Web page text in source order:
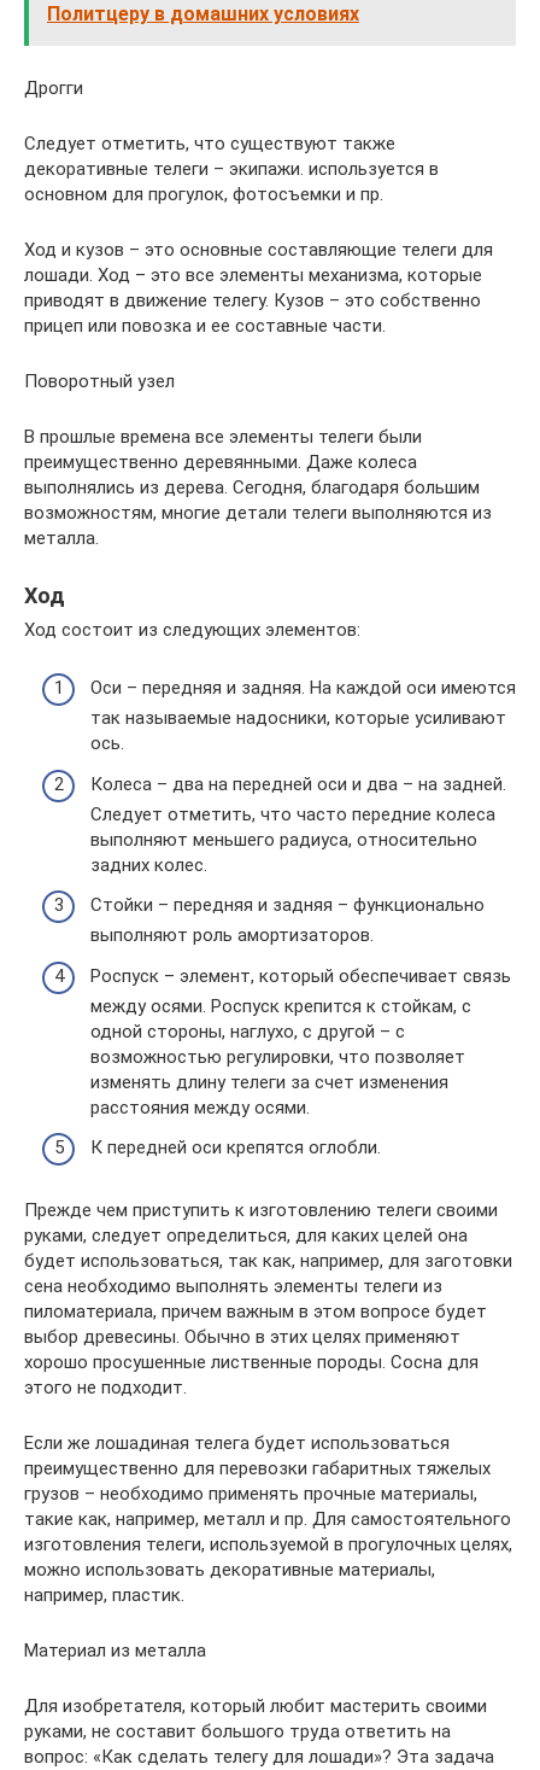
Политцеру в домашних условиях
Дрогги
Следует отметить, что существуют также
декоративные телеги – экипажи. используется в
основном для прогулок, фотосъемки и пр.
Ход и кузов – это основные составляющие телеги для
лошади. Ход – это все элементы механизма, которые
приводят в движение телегу. Кузов – это собственно
прицеп или повозка и ее составные части.
Поворотный узел
В прошлые времена все элементы телеги были
преимущественно деревянными. Даже колеса
выполнялись из дерева. Сегодня, благодаря большим
возможностям, многие детали телеги выполняются из
металла.
Ход
Ход состоит из следующих элементов:
Оси – передняя и задняя. На каждой оси имеются
так называемые надосники, которые усиливают
ось.
Колеса – два на передней оси и два – на задней.
Следует отметить, что часто передние колеса
выполняют меньшего радиуса, относительно
задних колес.
Стойки – передняя и задняя – функционально
выполняют роль амортизаторов.
Роспуск – элемент, который обеспечивает связь
между осями. Роспуск крепится к стойкам, с
одной стороны, наглухо, с другой – с
возможностью регулировки, что позволяет
изменять длину телеги за счет изменения
расстояния между осями.
К передней оси крепятся оглобли.
Прежде чем приступить к изготовлению телеги своими
руками, следует определиться, для каких целей она
будет использоваться, так как, например, для заготовки
сена необходимо выполнять элементы телеги из
пиломатериала, причем важным в этом вопросе будет
выбор древесины. Обычно в этих целях применяют
хорошо просушенные лиственные породы. Сосна для
этого не подходит.
Если же лошадиная телега будет использоваться
преимущественно для перевозки габаритных тяжелых
грузов – необходимо применять прочные материалы,
такие как, например, металл и пр. Для самостоятельного
изготовления телеги, используемой в прогулочных целях,
можно использовать декоративные материалы,
например, пластик.
Материал из металла
Для изобретателя, который любит мастерить своими
руками, не составит большого труда ответить на
вопрос: «Как сделать телегу для лошади»? Эта задача